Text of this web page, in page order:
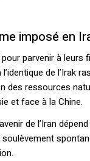
imposé en
parvenir à leurs
de
des ressources
et face à la Chine.
de l’Iran